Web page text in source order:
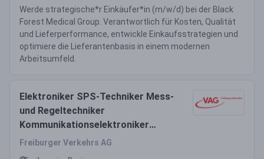
Werde strategische*r Einkäufer*in (m/w/d) bei der Black
Forest Medical Group. Verantwortlich für Kosten, Qualität
und Lieferperformance, entwickle Einkaufsstrategien und
optimiere die Lieferantenbasis in einem modernen
Arbeitsumfeld.
Elektroniker SPS-Techniker Mess-
und Regeltechniker
Kommunikationselektroniker
(m/w/d)
Freiburger Verkehrs AG